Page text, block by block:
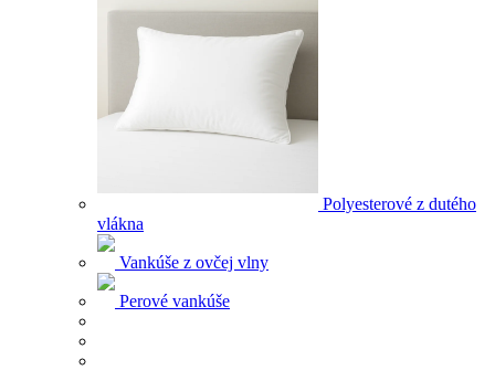
Polyesterové z dutého
vlákna
Vankúše z ovčej vlny
Perové vankúše